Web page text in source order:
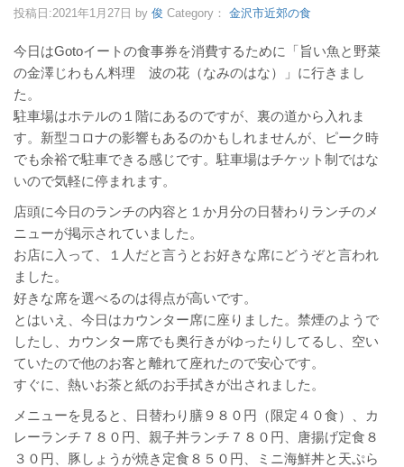
投稿日:2021年1月27日 by 俊 Category： 金沢市近郊の食
今日はGotoイートの食事券を消費するために「旨い魚と野菜
の金澤じわもん料理 波の花（なみのはな）」に行きまし
た。
駐車場はホテルの１階にあるのですが、裏の道から入れま
す。新型コロナの影響もあるのかもしれませんが、ピーク時
でも余裕で駐車できる感じです。駐車場はチケット制ではな
いので気軽に停まれます。
店頭に今日のランチの内容と１か月分の日替わりランチのメ
ニューが掲示されていました。
お店に入って、１人だと言うとお好きな席にどうぞと言われ
ました。
好きな席を選べるのは得点が高いです。
とはいえ、今日はカウンター席に座りました。禁煙のようで
したし、カウンター席でも奥行きがゆったりしてるし、空い
ていたので他のお客と離れて座れたので安心です。
すぐに、熱いお茶と紙のお手拭きが出されました。
メニューを見ると、日替わり膳９８０円（限定４０食）、カ
レーランチ７８０円、親子丼ランチ７８０円、唐揚げ定食８
３０円、豚しょうが焼き定食８５０円、ミニ海鮮丼と天ぷら